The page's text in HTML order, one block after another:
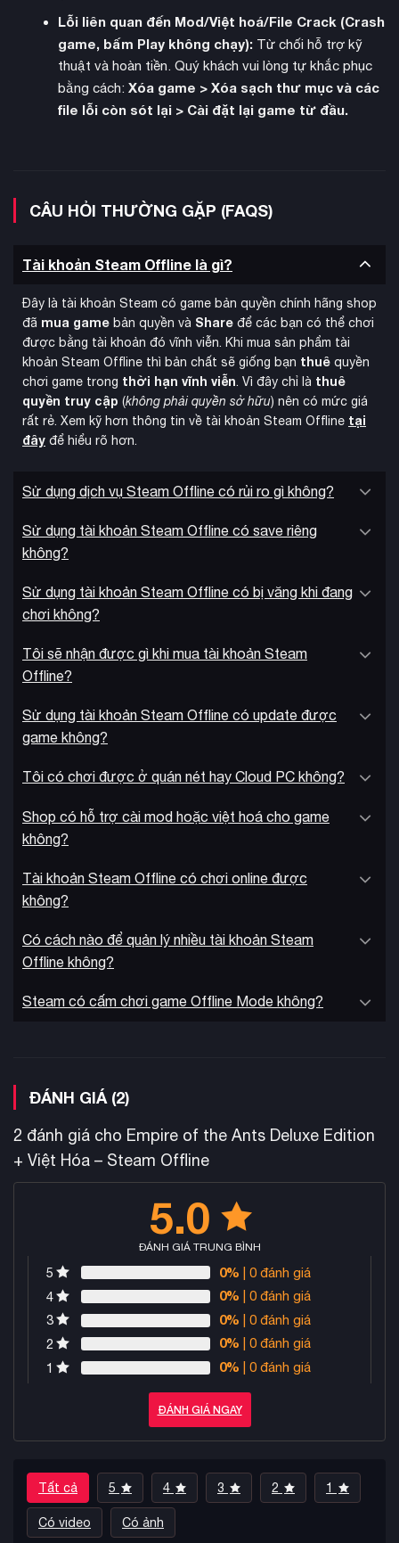
chế độ multiplayer đa dạng
thách thức với khả năng xử lý tình huống nhanh nhạy.
Phiên bản Digital Deluxe Edition cung cấpđặc quyền hấp
dẫn như truy cập sớm 3 ngày, artbook kỹ thuật số, hình nền
HD và nhạc nền game. Cốt truyện lấy cảm hứng từ tiểu
và chính trị giữa các đàn kiến qua chiến dịch đơn 20 giờ
gameplay.
Người chơi có thể
phát triển kinh tế, quản lý quân đội, thu thập thông tin chiến
trường, mở khóa sức mạnh mới hoặc tăng cường phòng thủ.
sức mạnh.
Lỗi liên quan đến Mod/Việt hoá/File Crack (Crash
game, bấm Play không chạy):Từ chối hỗ trợ kỹ
thuật và hoàn tiền. Quý khách vui lòng tự khắc phục
bằng cách: Xóa game > Xóa sạch thư mục và các
file lỗi còn sót lại > Cài đặt lại game từ đầu.
CÂU HỎI THƯỜNG GẶP (FAQS)
Tài khoản Steam Offline là gì?
Đây là tài khoản Steam có game bản quyền chính hãng shop
đã mua game bản quyền và Share để các bạn có thể chơi
được bằng tài khoản đó vĩnh viễn. Khi mua sản phẩm tài
khoản Steam Offline thì bản chất sẽ giống bạn thuê quyền
chơi game trong thời hạn vĩnh viễn. Vì đây chỉ là thuê
quyền truy cập (không phải quyền sở hữu) nên có mức giá
rất rẻ. Xem kỹ hơn thông tin về tài khoản Steam Offline tại
đây để hiểu rõ hơn.
Sử dụng dịch vụ Steam Offline có rủi ro gì không?
Sử dụng tài khoản Steam Offline có save riêng
không?
Sử dụng tài khoản Steam Offline có bị văng khi đang
chơi không?
Tôi sẽ nhận được gì khi mua tài khoản Steam
Offline?
Sử dụng tài khoản Steam Offline có update được
game không?
Tôi có chơi được ở quán nét hay Cloud PC không?
Shop có hỗ trợ cài mod hoặc việt hoá cho game
không?
Tài khoản Steam Offline có chơi online được
không?
Có cách nào để quản lý nhiều tài khoản Steam
Offline không?
Steam có cấm chơi game Offline Mode không?
ĐÁNH GIÁ (2)
2 đánh giá cho Empire of the Ants Deluxe Edition
+ Việt Hóa – Steam Offline
5.0
ĐÁNH GIÁ TRUNG BÌNH
5 0% | 0 đánh giá
4
0% | 0 đánh giá
3
0% | 0 đánh giá
2
0% | 0 đánh giá
1
0% | 0 đánh giá
ĐÁNH GIÁ NGAY
Tất cả 5 4 3 2 1
Có video Có ảnh